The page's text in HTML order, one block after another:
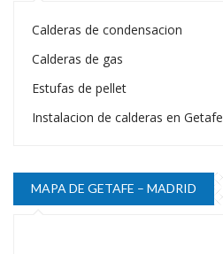
Calderas de condensacion
Calderas de gas
Estufas de pellet
Instalacion de calderas en Getafe
MAPA DE GETAFE – MADRID